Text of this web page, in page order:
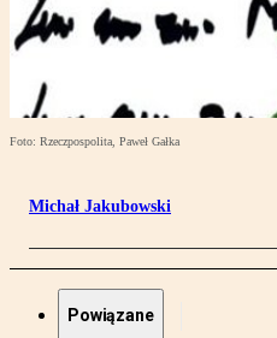
Foto: Rzeczpospolita, Paweł Gałka
Michał Jakubowski
Powiązane